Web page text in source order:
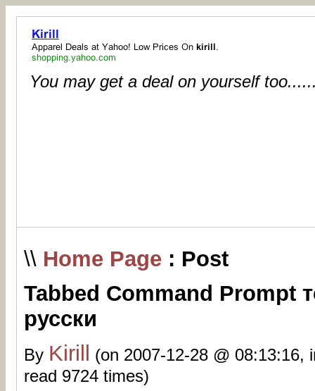
You may get a deal on yourself
\\ Home Page : Post
Tabbed Command Prompt
русски
By Kirill
(on 2007-12-28 @ 08:13:16,
read 9724 times)